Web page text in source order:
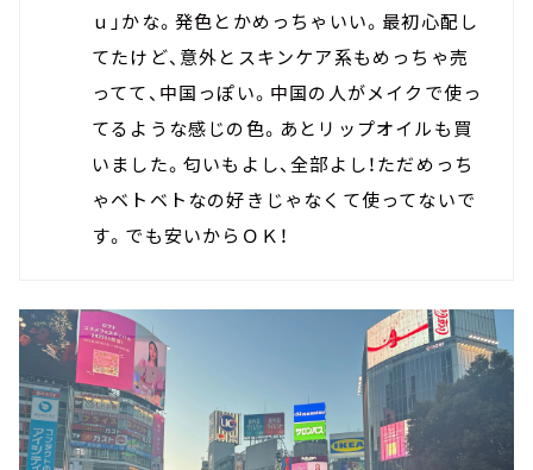
ｕ」かな。発色とかめっちゃいい。最初心配し
てたけど、意外とスキンケア系もめっちゃ売
ってて、中国っぽい。中国の人がメイクで使っ
てるような感じの色。あとリップオイルも買
いました。匂いもよし、全部よし！ただめっち
ゃベトベトなの好きじゃなくて使ってないで
す。でも安いからＯＫ！